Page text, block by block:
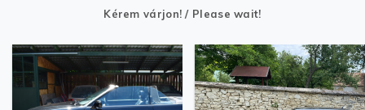
Kérem várjon! / Please wait!